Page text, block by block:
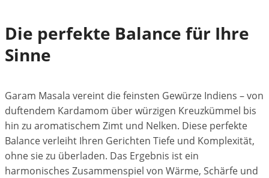
Die perfekte Balance für Ihre
Sinne
Garam Masala vereint die feinsten Gewürze Indiens – von
duftendem Kardamom über würzigen Kreuzkümmel bis
hin zu aromatischem Zimt und Nelken. Diese perfekte
Balance verleiht Ihren Gerichten Tiefe und Komplexität,
ohne sie zu überladen. Das Ergebnis ist ein
harmonisches Zusammenspiel von Wärme, Schärfe und